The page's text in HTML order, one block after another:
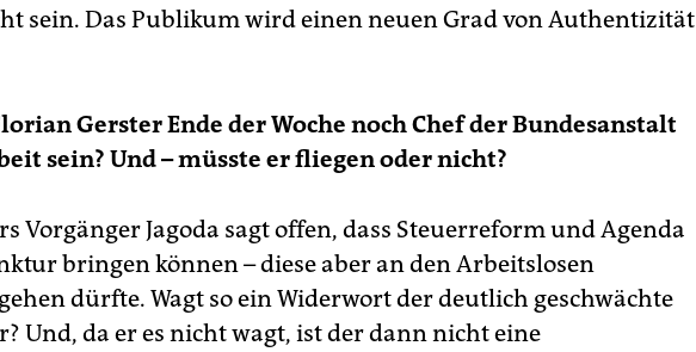
sein. Das Publikum wird einen neuen Grad von Authentizität
Gerster Ende der Woche noch Chef der Bundesanstalt
sein? Und – müsste er fliegen oder nicht?
Vorgänger Jagoda sagt offen, dass Steuerreform und Agenda
bringen können – diese aber an den Arbeitslosen
dürfte. Wagt so ein Widerwort der deutlich geschwächte
Und, da er es nicht wagt, ist der dann nicht eine